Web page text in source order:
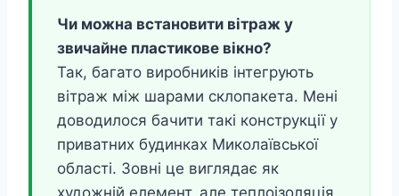
Чи можна встановити вітраж у
звичайне пластикове вікно?
Так, багато виробників інтегрують
вітраж між шарами склопакета. Мені
доводилося бачити такі конструкції у
приватних будинках Миколаївської
області. Зовні це виглядає як